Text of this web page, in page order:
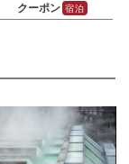
クーポン 宿泊